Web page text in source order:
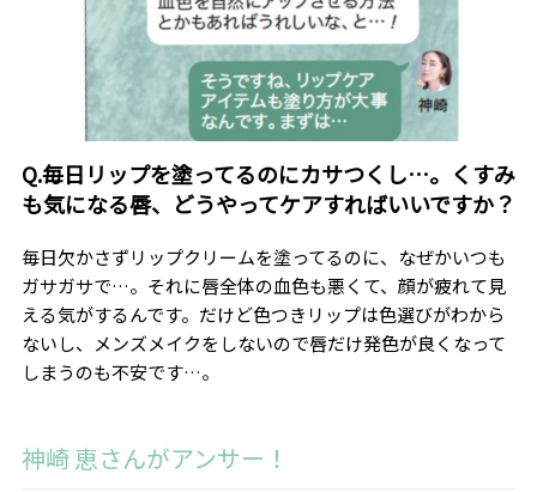
Q.毎日リップを塗ってるのにカサつくし…。くすみ
も気になる唇、どうやってケアすればいいですか？
毎日欠かさずリップクリームを塗ってるのに、なぜかいつも
ガサガサで…。それに唇全体の血色も悪くて、顔が疲れて見
える気がするんです。だけど色つきリップは色選びがわから
ないし、メンズメイクをしないので唇だけ発色が良くなって
しまうのも不安です…。
神崎 恵さんがアンサー！